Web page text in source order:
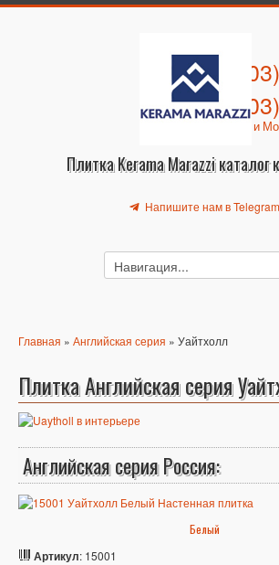
Плитка Kerama Marazzi каталог
+7
+7
Москва и
Напишите нам в Telegram
Главная » Английская серия » Уайтхолл
Плитка Английская серия
Английская серия Россия:
Белый
Артикул: 15001